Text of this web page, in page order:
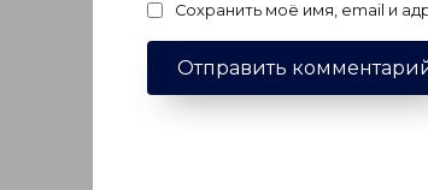
Сохранить моё имя, email и